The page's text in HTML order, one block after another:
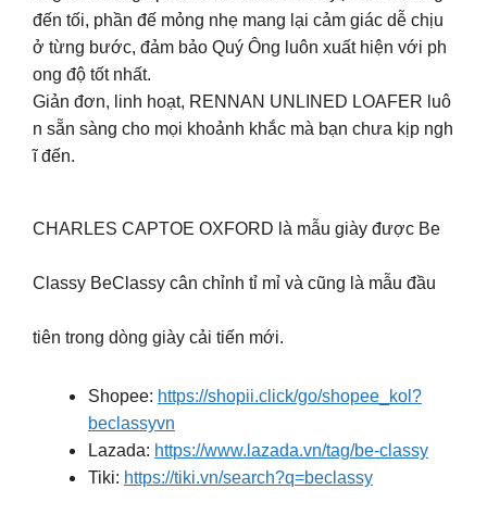
đến tối, phần đế mỏng nhẹ mang lại cảm giác dễ chịu
ở từng bước, đảm bảo Quý Ông luôn xuất hiện với ph
ong độ tốt nhất.
Giản đơn, linh hoạt, RENNAN UNLINED LOAFER luô
n sẵn sàng cho mọi khoảnh khắc mà bạn chưa kịp ngh
ĩ đến.
CHARLES CAPTOE OXFORD là mẫu giày được Be
Classy BeClassy cân chỉnh tỉ mỉ và cũng là mẫu đầu
tiên trong dòng giày cải tiến mới.
Shopee: https://shopii.click/go/shopee_kol?
beclassyvn
Lazada: https://www.lazada.vn/tag/be-classy
Tiki: https://tiki.vn/search?q=beclassy